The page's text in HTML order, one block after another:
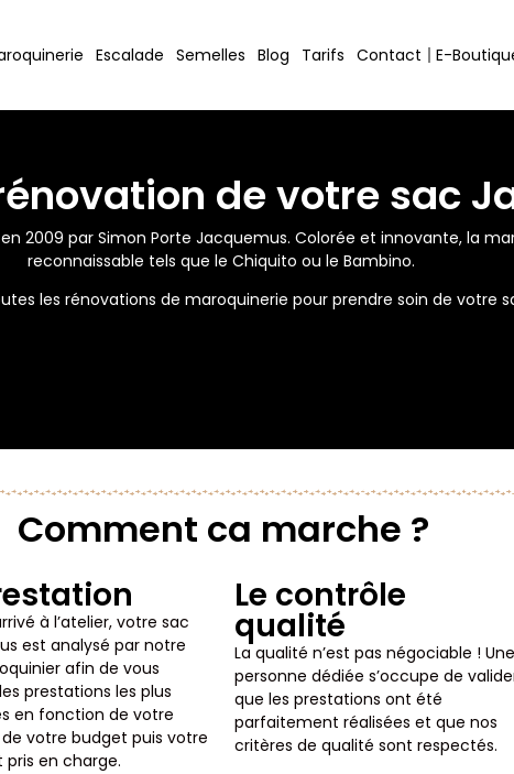
Escalade Semelles Blog Tarifs Contact E-
de votre sac
2009 par Simon Porte Jacquemus. Colorée et innovante, la
reconnaissable tels que le Chiquito ou le Bambino.
les rénovations de maroquinerie pour prendre soin de votre
Comment ca marche ?
à l’atelier, votre sac
est analysé par notre
afin de vous
prestations les plus
en fonction de votre
votre budget puis votre
pris en charge.
Le contrôle
qualité
La qualité n’est pas négociable ! Une
personne dédiée s’occupe de
que les prestations ont été
parfaitement réalisées et que nos
critères de qualité sont respectés.